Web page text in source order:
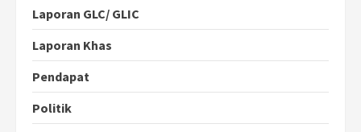
Laporan GLC/ GLIC
Laporan Khas
Pendapat
Politik